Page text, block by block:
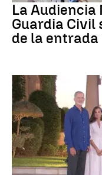
La
Guardia Civil
de la